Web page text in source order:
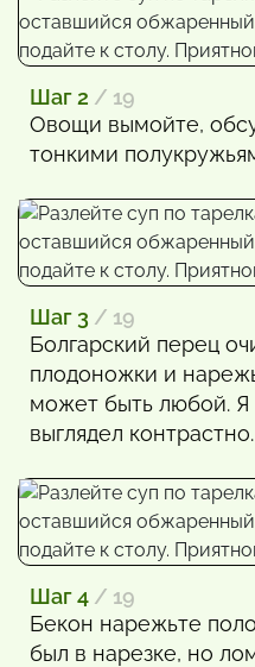
Шаг 2 / 19
Овощи вымойте,
тонкими
Шаг 3 / 19
Болгарский перец
плодоножки и
может быть любой. Я
выглядел контрастно.
Шаг 4 / 19
Бекон нарежьте
был в нарезке, но